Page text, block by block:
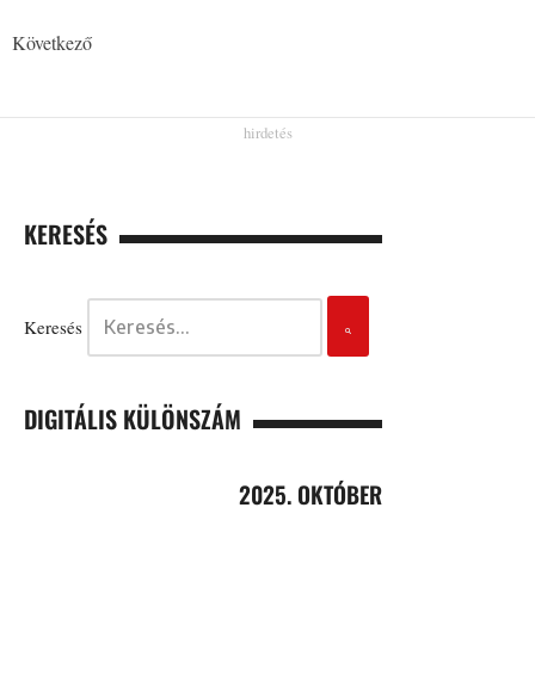
Következő
KERESÉS
Keresés
DIGITÁLIS KÜLÖNSZÁM
2025. OKTÓBER